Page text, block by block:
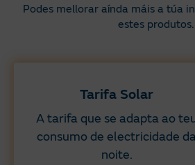
Podes mellorar aínda máis a túa
estes produtos.
Tarifa Solar
A tarifa que se adapta ao
consumo de electricidade
noite.